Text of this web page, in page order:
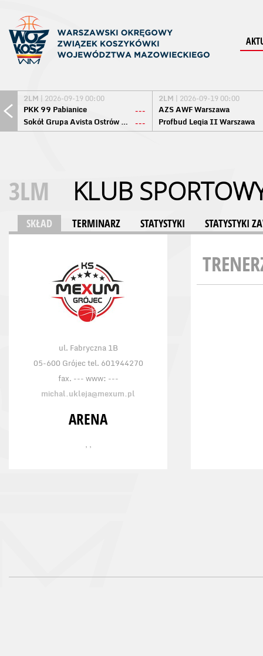
2LM | 2026-09-19 00:00
PKK 99 Pabianice
---
Sokół Grupa Avista Ostrów Maz. ---
2LM | 2026-09-19 00:00
AZS AWF Warszawa
Profbud Legia II Warszawa
3LM KLUB
SKŁAD TERMINARZ STATYSTYKI STATYSTYKI
ul. Fabryczna 1B
05-600 Grójec tel. 601944270
fax. --- www: ---
michal.ukleja@mexum.pl
ARENA
, ,